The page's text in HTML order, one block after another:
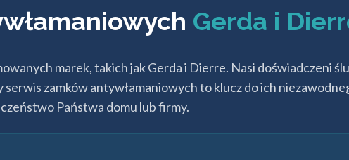
Gerda i
marek, takich jak Gerda i Dierre. Nasi doświadczeni
zamków antywłamaniowych to klucz do ich
Państwa domu lub firmy.